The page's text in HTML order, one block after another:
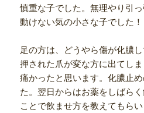
慎重な子でした。無理やり引
動けない気の小さな子でした！
足の方は、どうやら傷が化膿
押された爪が変な方に出てし
痛かったと思います。化膿止
た。翌日からはお薬をしばら
ことで飲ませ方を教えてもら